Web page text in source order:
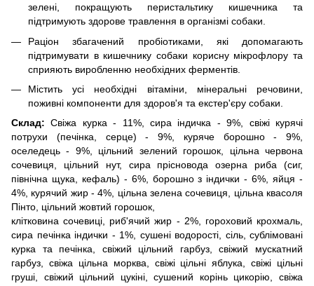
зелені, покращують перистальтику кишечника та
підтримують здорове травлення в організмі собаки.
Раціон збагачений пробіотиками, які допомагають
підтримувати в кишечнику собаки корисну мікрофлору та
сприяють виробленню необхідних ферментів.
Містить усі необхідні вітаміни, мінеральні речовини,
поживні компоненти для здоров'я та екстер'єру собаки.
Склад: Свіжа курка - 11%, сира індичка - 9%, свіжі курячі
потрухи (печінка, серце) - 9%, куряче борошно - 9%,
оселедець - 9%, цільний зелений горошок, цільна червона
сочевиця, цільний нут, сира прісновода озерна риба (сиг,
північна щука, кефаль) - 6%, борошно з індички - 6%, яйця -
4%, курячий жир - 4%, цільна зелена сочевиця, цільна квасоля
Пінто, цільний жовтий горошок,
клітковина сочевиці, риб'ячий жир - 2%, гороховий крохмаль,
сира печінка індички - 1%, сушені водорості, сіль, сублімовані
курка та печінка, свіжий цільний гарбуз, свіжий мускатний
гарбуз, свіжа цільна морква, свіжі цільні яблука, свіжі цільні
груші, свіжий цільний цукіні, сушений корінь цикорію, свіжа